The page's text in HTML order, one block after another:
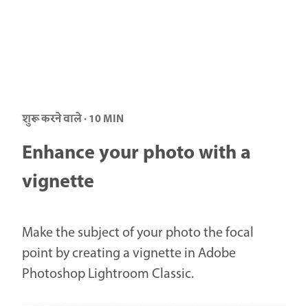
शुरू करने वाले · 10 MIN
Enhance your photo with a
vignette
Make the subject of your photo the focal
point by creating a vignette in Adobe
Photoshop Lightroom Classic.